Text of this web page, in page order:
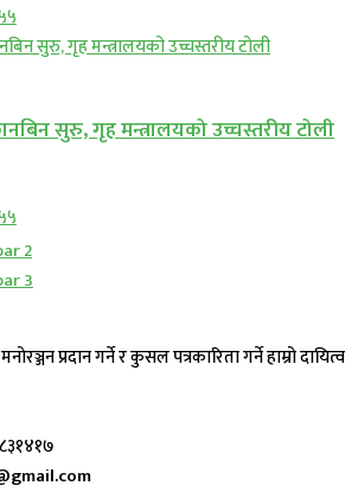
सुरु, गृह मन्त्रालयको उच्चस्तरीय टोली
प्रदान गर्ने र कुसल पत्रकारिता गर्ने हाम्रो दायित्व